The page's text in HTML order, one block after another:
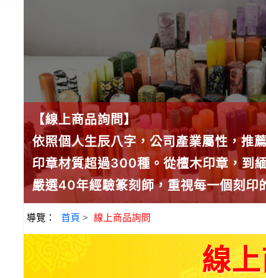
【線上商品詢問】
依照個人生辰八字，公司產業屬性，推
印章材質超過300種。從檀木印章，到
嚴選40年經驗篆刻師，重視每一個刻印
導覽： 首頁 > 線上商品詢問
線